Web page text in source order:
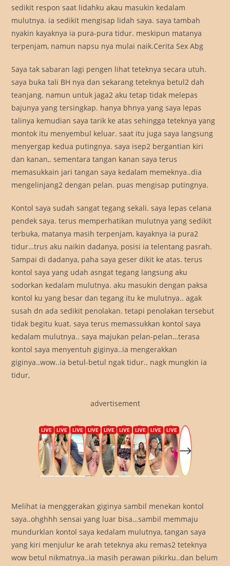
sedikit respon saat lidahku akau masukin kedalam
mulutnya. ia sedikit mengisap lidah saya. saya tambah
nyakin kayaknya ia pura-pura tidur. meskipun matanya
terpenjam, namun napsu nya mulai naik.Cerita Sex Abg
Saya tak sabaran lagi pengen lihat teteknya secara utuh.
saya buka tali BH nya dan sekarang teteknya betul2 dah
teanjang. namun untuk jaga2 aku tetap tidak melepas
bajunya yang tersingkap. hanya bhnya yang saya lepas
talinya kemudian saya tarik ke atas sehingga teteknya yang
montok itu menyembul keluar. saat itu juga saya langsung
menyergap kedua putingnya. saya isep2 bergantian kiri
dan kanan,. sementara tangan kanan saya terus
memasukkain jari tangan saya kedalam memeknya..dia
mengelinjang2 dengan pelan. puas mengisap putingnya.
Kontol saya sudah sangat tegang sekali. saya lepas celana
pendek saya. terus memperhatikan mulutnya yang sedikit
terbuka, matanya masih terpenjam, kayaknya ia pura2
tidur…trus aku naikin dadanya, posisi ia telentang pasrah.
Sampai di dadanya, paha saya geser dikit ke atas. terus
kontol saya yang udah asngat tegang langsung aku
sodorkan kedalam mulutnya. aku masukin dengan paksa
kontol ku yang besar dan tegang itu ke mulutnya.. agak
susah dn ada sedikit penolakan. tetapi penolakan tersebut
tidak begitu kuat. saya terus memassukkan kontol saya
kedalam mulutnya.. saya majukan pelan-pelan…terasa
kontol saya menyentuh giginya..ia mengerakkan
giginya..wow..ia betul-betul ngak tidur.. nagk mungkin ia
tidur,
advertisement
Melihat ia menggerakan giginya sambil menekan kontol
saya..ohghhh sensai yang luar bisa…sambil memmaju
mundurklan kontol saya kedalam mulutnya, tangan saya
yang kiri menjulur ke arah teteknya aku remas2 teteknya
wow betul nikmatnya..ia masih perawan pikirku..dan belum